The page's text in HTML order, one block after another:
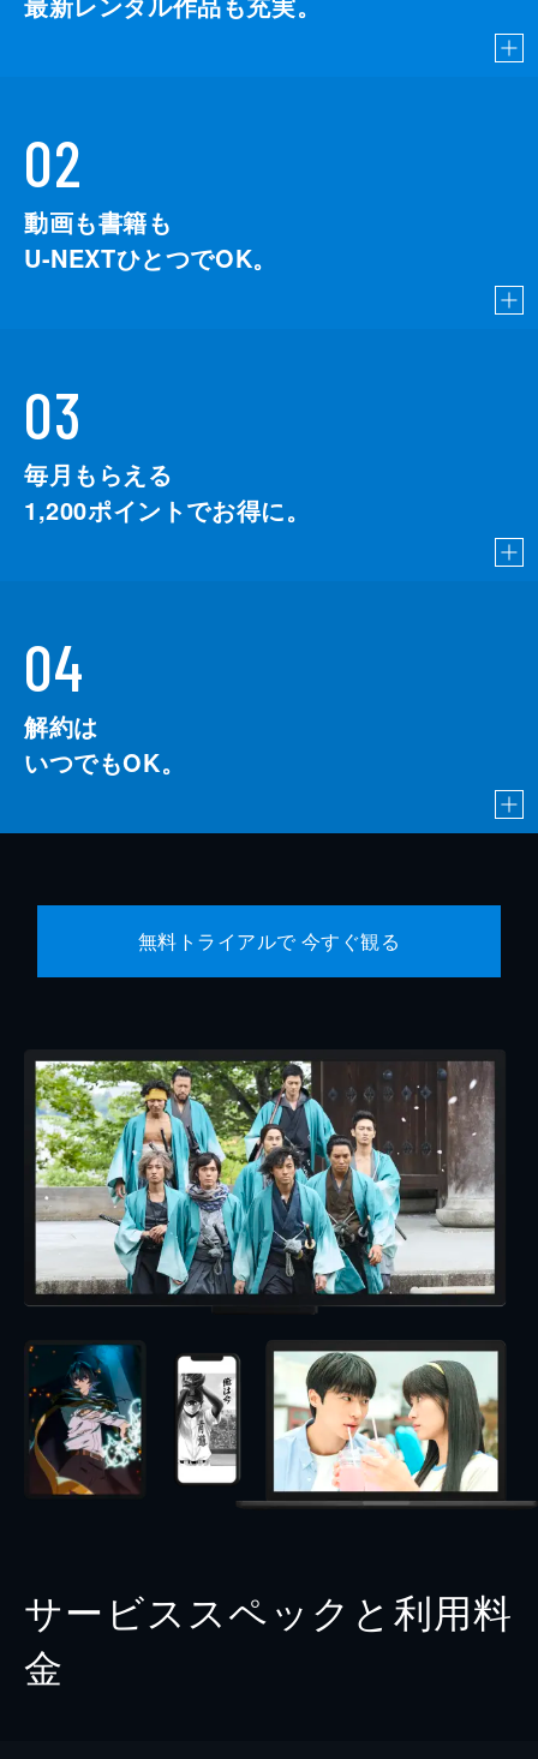
02
動画も書籍も
U-NEXTひとつでOK。
03
毎月もらえる
1,200ポイントでお得に。
04
解約は
いつでもOK。
無料トライアルで 今すぐ観る
サービススペックと利用料
金